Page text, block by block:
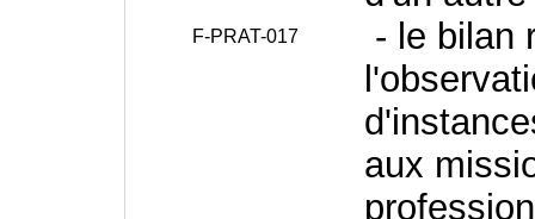
F-PRAT-017
- le bilan
aux